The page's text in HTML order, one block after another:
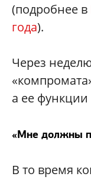
(подробнее в
года).
Через
а ее
«Мне должны
В то время